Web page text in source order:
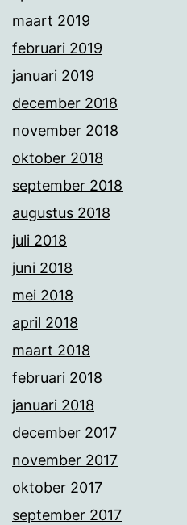
maart 2019
februari 2019
januari 2019
december 2018
november 2018
oktober 2018
september 2018
augustus 2018
juli 2018
juni 2018
mei 2018
april 2018
maart 2018
februari 2018
januari 2018
december 2017
november 2017
oktober 2017
september 2017